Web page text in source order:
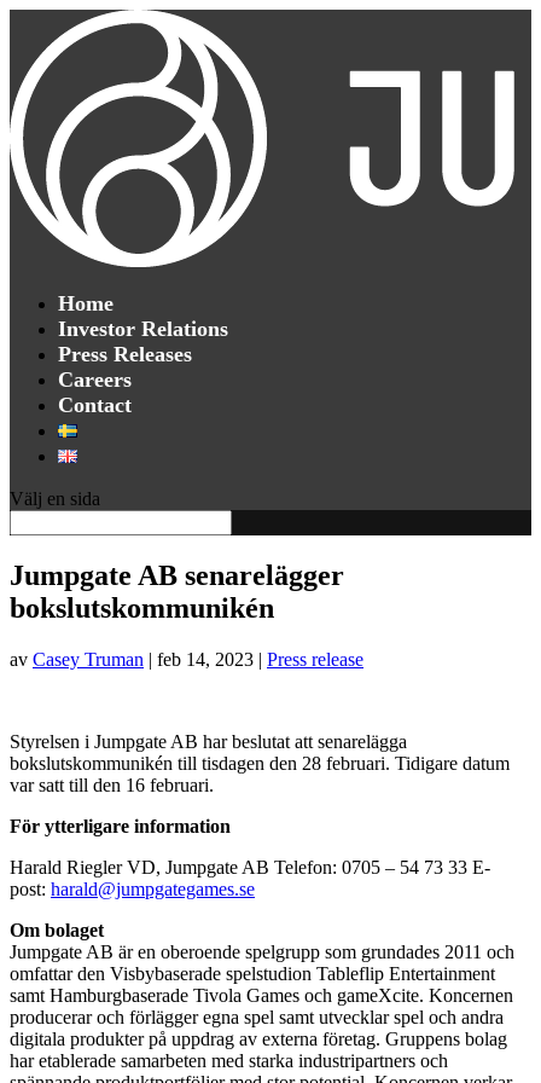
Home
Investor Relations
Press Releases
Careers
Contact
Välj en sida
Jumpgate AB senarelägger
bokslutskommunikén
av Casey Truman | feb 14, 2023 | Press release
Styrelsen i Jumpgate AB har beslutat att senarelägga
bokslutskommunikén till tisdagen den 28 februari. Tidigare datum
var satt till den 16 februari.
För ytterligare information
Harald Riegler VD, Jumpgate AB Telefon: 0705 – 54 73 33 E-
post: harald@jumpgategames.se
Om bolaget
Jumpgate AB är en oberoende spelgrupp som grundades 2011 och
omfattar den Visbybaserade spelstudion Tableflip Entertainment
samt Hamburgbaserade Tivola Games och gameXcite. Koncernen
producerar och förlägger egna spel samt utvecklar spel och andra
digitala produkter på uppdrag av externa företag. Gruppens bolag
har etablerade samarbeten med starka industripartners och